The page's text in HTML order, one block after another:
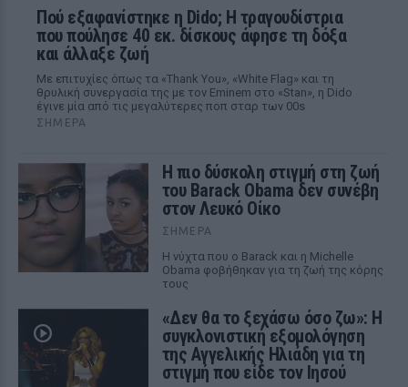
Πού εξαφανίστηκε η Dido; Η τραγουδίστρια
που πούλησε 40 εκ. δίσκους άφησε τη δόξα
και άλλαξε ζωή
Με επιτυχίες όπως τα «Thank You», «White Flag» και τη
θρυλική συνεργασία της με τον Eminem στο «Stan», η Dido
έγινε μία από τις μεγαλύτερες ποπ σταρ των 00s
ΣΉΜΕΡΑ
Η πιο δύσκολη στιγμή στη ζωή
του Barack Obama δεν συνέβη
στον Λευκό Οίκο
ΣΉΜΕΡΑ
Η νύχτα που ο Barack και η Michelle
Obama φοβήθηκαν για τη ζωή της κόρης
τους
«Δεν θα το ξεχάσω όσο ζω»: Η
συγκλονιστική εξομολόγηση
της Αγγελικής Ηλιάδη για τη
στιγμή που είδε τον Ιησού